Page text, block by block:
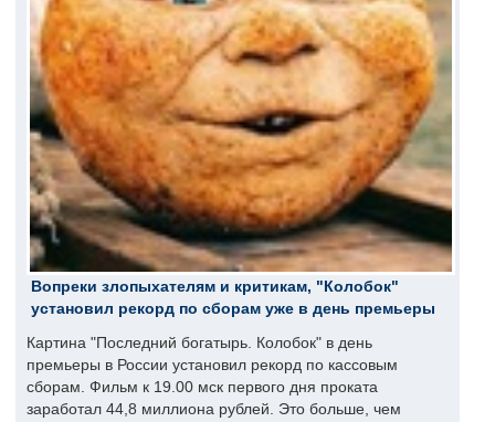
Вопреки злопыхателям и критикам, "Колобок"
установил рекорд по сборам уже в день премьеры
Картина "Последний богатырь. Колобок" в день
премьеры в России установил рекорд по кассовым
сборам. Фильм к 19.00 мск первого дня проката
заработал 44,8 миллиона рублей. Это больше, чем